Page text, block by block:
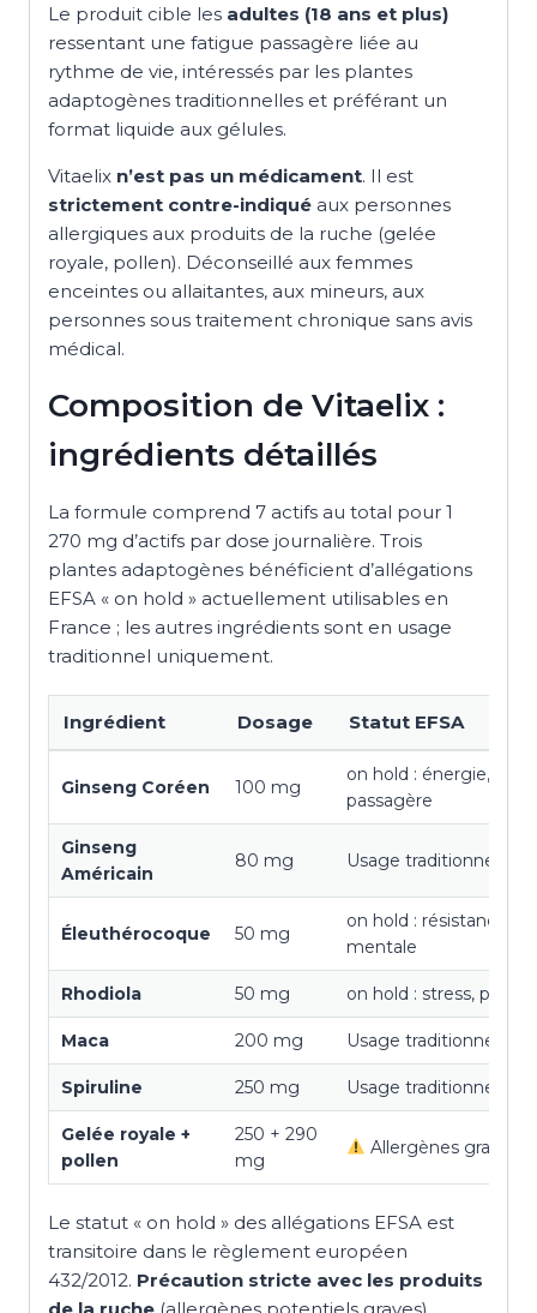
Le produit cible les adultes (18 ans et plus)
ressentant une fatigue passagère liée au
rythme de vie, intéressés par les plantes
adaptogènes traditionnelles et préférant un
format liquide aux gélules.
Vitaelix n’est pas un médicament. Il est
strictement contre-indiqué aux personnes
allergiques aux produits de la ruche (gelée
royale, pollen). Déconseillé aux femmes
enceintes ou allaitantes, aux mineurs, aux
personnes sous traitement chronique sans avis
médical.
Composition de Vitaelix :
ingrédients détaillés
La formule comprend 7 actifs au total pour 1
270 mg d’actifs par dose journalière. Trois
plantes adaptogènes bénéficient d’allégations
EFSA « on hold » actuellement utilisables en
France ; les autres ingrédients sont en usage
traditionnel uniquement.
Ingrédient Dosage Statut EFSA
Ginseng Coréen 100 mg
on hold : énergie,
passagère
Ginseng
Américain
80 mg Usage traditionnel
Éleuthérocoque 50 mg
on hold : résistance
mentale
Rhodiola 50 mg on hold : stress,
Maca 200 mg Usage traditionnel
Spiruline 250 mg Usage traditionnel
Gelée royale +
pollen
250 + 290
mg
Allergènes graves
Le statut « on hold » des allégations EFSA est
transitoire dans le règlement européen
432/2012. Précaution stricte avec les produits